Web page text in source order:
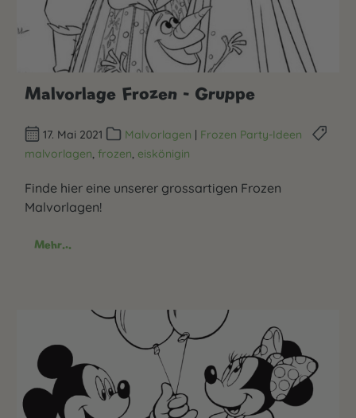
Malvorlage Frozen - Gruppe
17. Mai 2021 Malvorlagen | Frozen Party-Ideen
malvorlagen, frozen, eiskönigin
Finde hier eine unserer grossartigen Frozen
Malvorlagen!
Mehr...